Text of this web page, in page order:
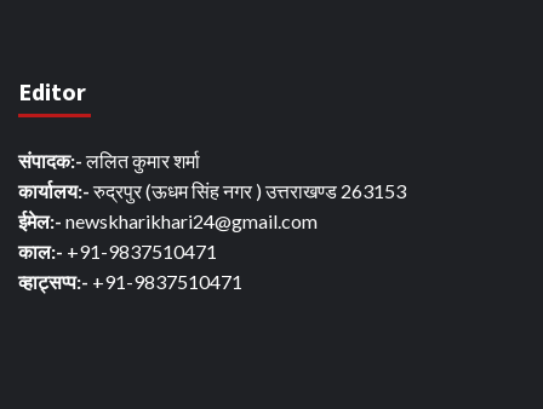
Editor
संपादक:-ललित कुमार शर्मा
कार्यालय:-रुद्रपुर (ऊधम सिंह नगर ) उत्तराखण्ड 263153
ईमेल:- newskharikhari24@gmail.com
काल:- +91-9837510471
व्हाट्सप्प:- +91-9837510471